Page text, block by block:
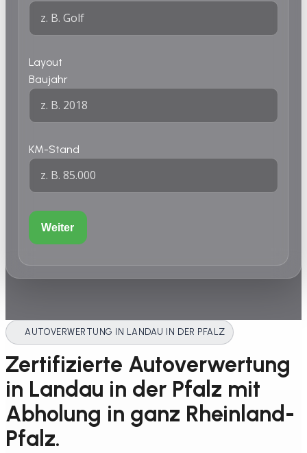
Layout
Baujahr
KM-Stand
Weiter
AUTOVERWERTUNG IN LANDAU IN DER PFALZ
Zertifizierte Autoverwertung
in Landau in der Pfalz mit
Abholung in ganz Rheinland-
Pfalz.